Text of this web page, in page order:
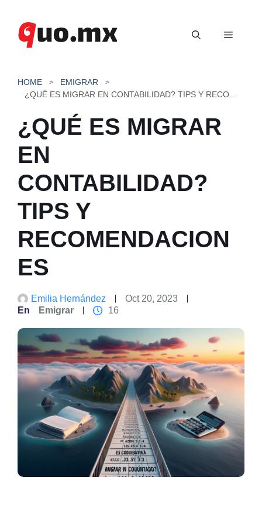
contenido
Menú
HOME
EMIGRAR
¿QUÉ ES MIGRAR
EN
CONTABILIDAD?
TIPS Y
RECOMENDACION
ES
Emilia Hernández
Oct 20, 2023
En
Emigrar 16